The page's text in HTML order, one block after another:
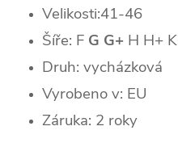
Velikosti:41-46
Šíře: F G G+ H H+ K
Druh: vycházková
Vyrobeno v: EU
Záruka: 2 roky